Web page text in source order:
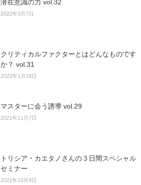
潜在意識の力 vol.32
2022年3月7日
クリティカルファクターとはどんなものです
か？ vol.31
2022年1月18日
マスターに会う誘導 vol.29
2021年11月7日
トリシア・カエタノさんの３日間スペシャル
セミナー
2021年10月9日